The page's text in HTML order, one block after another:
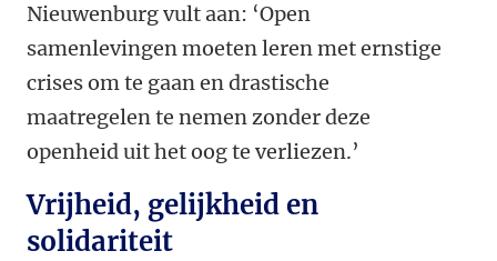
Nieuwenburg vult aan: ‘Open
samenlevingen moeten leren met ernstige
crises om te gaan en drastische
maatregelen te nemen zonder deze
openheid uit het oog te verliezen.’
Vrijheid, gelijkheid en
solidariteit